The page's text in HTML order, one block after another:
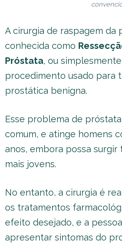
A cirurgia de raspagem da
conhecida como
Próstata, ou
procedimento usado para
prostática benigna.
Esse problema de
comum, e atinge homens
anos, embora possa
mais jovens.
No entanto, a cirurgia é
os tratamentos
efeito desejado, e a
apresentar sintomas do